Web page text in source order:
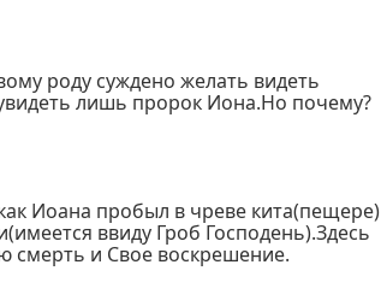
роду суждено желать видеть
лишь пророк Иона.Но почему?
Иоана пробыл в чреве кита(пещере)
ввиду Гроб Господень).Здесь
смерть и Свое воскрешение.